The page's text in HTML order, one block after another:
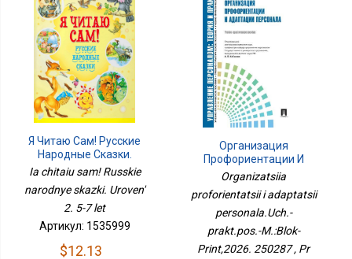
Я Читаю Сам! Русские
Народные Сказки.
Уровень 2. 5-7 Лет
Ia chitaiu sam! Russkie
narodnye skazki. Uroven'
2. 5-7 let
Артикул: 1535999
$12.13
Организация
Профориентации И
Адаптации
Персонала.Уч.-
Практ.пос.-М.:Блок-
Принт,2026. 250287
Organizatsiia
proforientatsii i adaptatsii
personala.Uch.-
prakt.pos.-M.:Blok-
Print,2026. 250287 , Pr